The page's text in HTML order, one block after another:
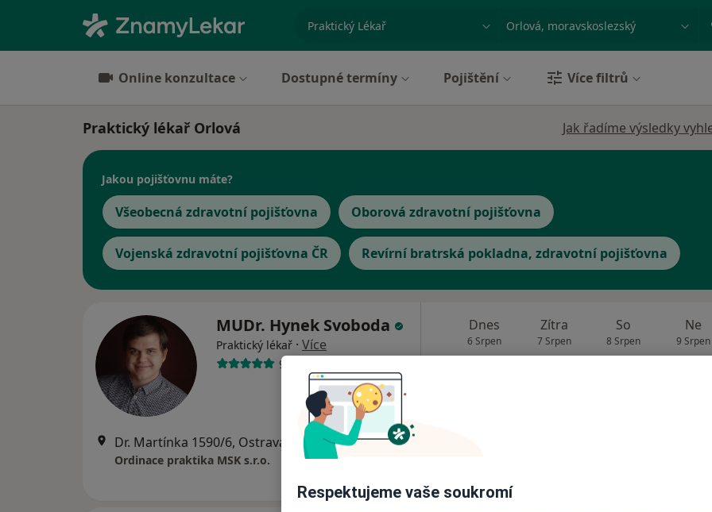
specializace, nemoc nebo příjmení Město nebo region
Online konzultace Dostupné termíny Pojištění Více filtrů
Praktický lékař Orlová Jak řadíme výsledky
Jakou pojišťovnu máte?
Všeobecná zdravotní pojišťovna Oborová zdravotní pojišťovna
Vojenská zdravotní pojišťovna ČR Revírní bratrská pokladna, zdravotní pojišťovna
MUDr. Hynek Svoboda
Praktický lékař · Více
9 názorů
Dr. Martínka 1590/6, Ostrava Mapa
Ordinace praktika MSK s.r.o.
Dnes
6 Srpen
Zítra
7 Srpen
So
8 Srpen
Ne
9 Srpen
Respektujeme vaše soukromí